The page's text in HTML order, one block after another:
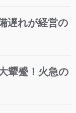
遅れが経営の
顰蹙！火急の